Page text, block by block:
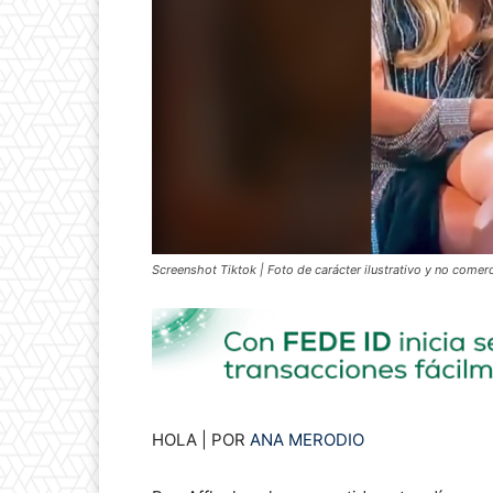
Screenshot Tiktok | Foto de carácter ilustrativo y no
HOLA | POR ANA MERODIO